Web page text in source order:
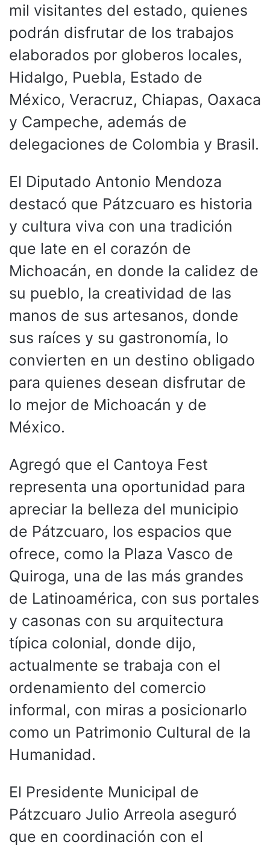
mil visitantes del estado, quienes
podrán disfrutar de los trabajos
elaborados por globeros locales,
Hidalgo, Puebla, Estado de
México, Veracruz, Chiapas, Oaxaca
y Campeche, además de
delegaciones de Colombia y Brasil.
El Diputado Antonio Mendoza
destacó que Pátzcuaro es historia
y cultura viva con una tradición
que late en el corazón de
Michoacán, en donde la calidez de
su pueblo, la creatividad de las
manos de sus artesanos, donde
sus raíces y su gastronomía, lo
convierten en un destino obligado
para quienes desean disfrutar de
lo mejor de Michoacán y de
México.
Agregó que el Cantoya Fest
representa una oportunidad para
apreciar la belleza del municipio
de Pátzcuaro, los espacios que
ofrece, como la Plaza Vasco de
Quiroga, una de las más grandes
de Latinoamérica, con sus portales
y casonas con su arquitectura
típica colonial, donde dijo,
actualmente se trabaja con el
ordenamiento del comercio
informal, con miras a posicionarlo
como un Patrimonio Cultural de la
Humanidad.
El Presidente Municipal de
Pátzcuaro Julio Arreola aseguró
que en coordinación con el